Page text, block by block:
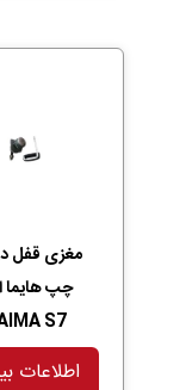
مغزی قفل
چپ
S7
اطلاعات